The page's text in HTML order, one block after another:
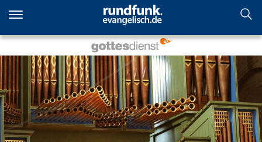
zum
Inhalt
ZDF-Gottesdienst aus Zürich